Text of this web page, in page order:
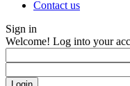
Contact us
Sign in
Welcome! Log into your